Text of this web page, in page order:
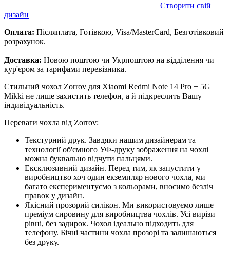
Створити свій
дизайн
Оплата: Післяплата, Готівкою, Visa/MasterCard, Безготівковий
розрахунок.
Доставка: Новою поштою чи Укрпоштою на відділення чи
кур'єром за тарифами перевізника.
Стильний чохол Zorrov для Xiaomi Redmi Note 14 Pro + 5G
Mikki не лише захистить телефон, а й підкреслить Вашу
індивідуальність.
Переваги чохла від Zorrov:
Текстурний друк. Завдяки нашим дизайнерам та
технології об'ємного УФ-друку зображення на чохлі
можна буквально відчути пальцями.
Ексклюзивний дизайн. Перед тим, як запустити у
виробництво хоч один екземпляр нового чохла, ми
багато експериментуємо з кольорами, вносимо безліч
правок у дизайн.
Якісний прозорий силікон. Ми використовуємо лише
преміум сировину для виробництва чохлів. Усі вирізи
рівні, без задирок. Чохол ідеально підходить для
телефону. Бічні частини чохла прозорі та залишаються
без друку.